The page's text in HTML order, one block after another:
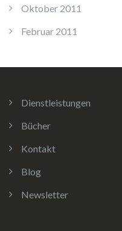
Oktober 2011
Februar 2011
Dienstleistungen
Bücher
Kontakt
Blog
Newsletter